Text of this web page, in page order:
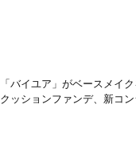
「バイユア」がベースメイ
クッションファンデ、新コン